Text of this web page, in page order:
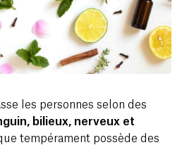
les personnes selon des
bilieux, nerveux et
tempérament possède des